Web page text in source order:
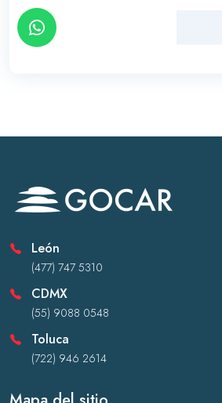
León
(477) 747 5310
CDMX
(55) 9088 0548
Toluca
(722) 946 2614